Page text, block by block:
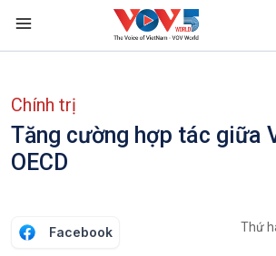
Nhảy đến nội dung
Chính trị
Tăng cường hợp tác giữa
OECD
Facebook Thứ